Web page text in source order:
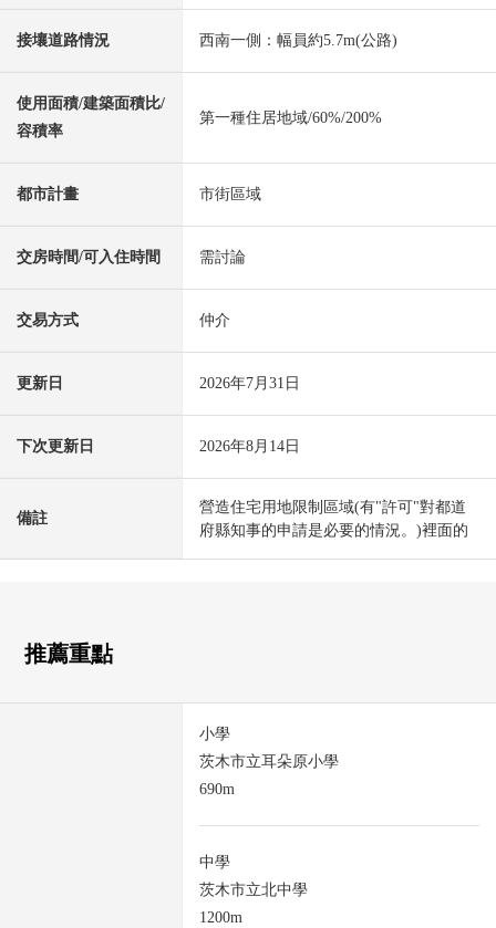
接壤道路情況 西南一側：幅員約5.7m(公路)
使用面積/建築面積比/
容積率
第一種住居地域/60%/200%
都市計畫 市街區域
交房時間/可入住時間 需討論
交易方式 仲介
更新日 2026年7月31日
下次更新日 2026年8月14日
備註
營造住宅用地限制區域(有"許可"對都道
府縣知事的申請是必要的情況。)裡面的
推薦重點
小學
茨木市立耳朵原小學
690m
中學
茨木市立北中學
1200m